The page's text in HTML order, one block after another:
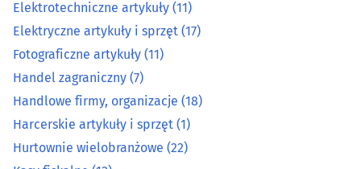
Handlowe firmy, organizacje (18)
Harcerskie artykuły i sprzęt
Hurtownie wielobranżowe(22)
Kasy fiskalne(12)
Elektrotechniczne artykuły (11)
Elektryczne artykuły i sprzęt (17)
Fotograficzne artykuły (11)
Handel zagraniczny (7)
Handlowe firmy, organizacje (18)
Harcerskie artykuły i sprzęt (1)
Hurtownie wielobranżowe (22)